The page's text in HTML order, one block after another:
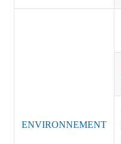
ENVIRONNEMENT